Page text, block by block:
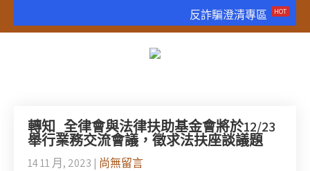
反詐騙澄清專區
HOT
轉知_全律會與法律扶助基金會將於12/23
舉行業務交流會議，徵求法扶座談議題
14 11 月, 2023 | 尚無留言